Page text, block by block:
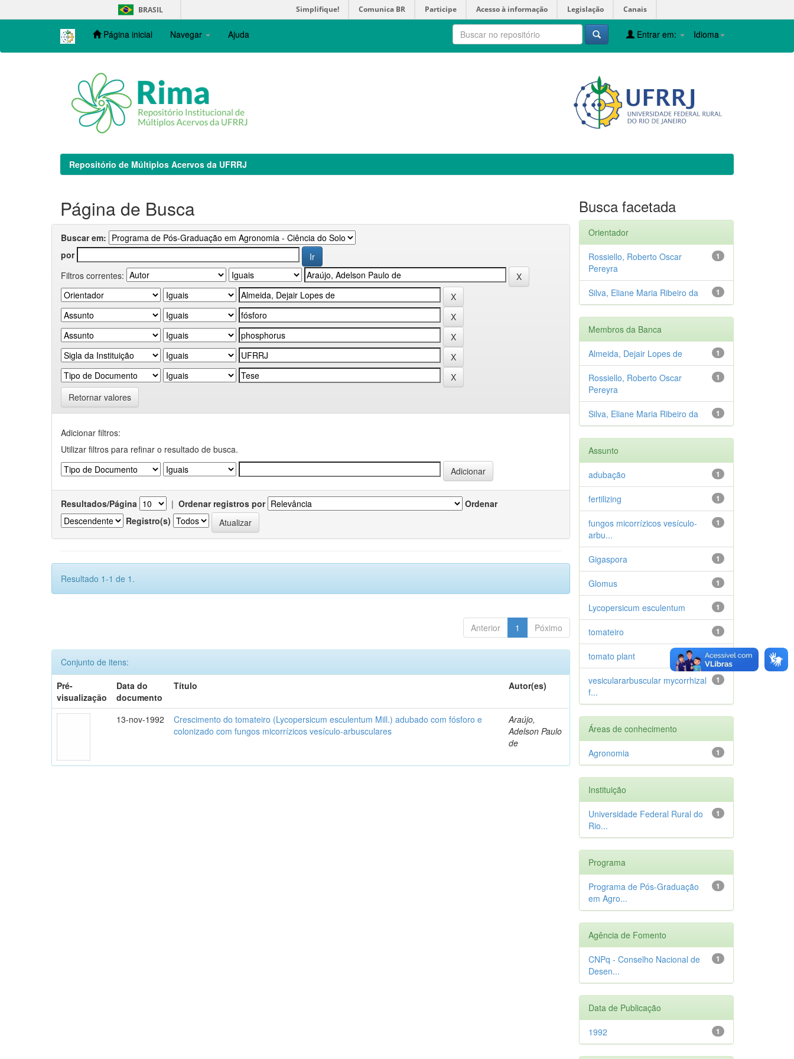
navigation
BRASIL Simplifique! Comunica BR Participe Acesso à informação Legislação Canais
Página inicial Navegar Ajuda Idioma
Entrar em:
Repositório de Múltiplos Acervos da UFRRJ
Página de Busca
Buscar em:
por
Filtros correntes:
Retornar valores
Adicionar filtros:
Utilizar filtros para refinar o resultado de busca.
Resultados/Página | Ordenar registros por
Ordenar
Registro(s)
Resultado 1-1 de 1.
Anterior 1 Póximo
Conjunto de itens:
Pré-
visualização
Data do
documento
Título Autor(es)
13-nov-1992
Crescimento do tomateiro (Lycopersicum esculentum Mill.) adubado com fósforo e
colonizado com fungos micorrízicos vesículo-arbusculares
Araújo,
Adelson Paulo
de
Busca facetada
Orientador
1
Rossiello, Roberto Oscar
Pereyra
1
Silva, Eliane Maria Ribeiro da
Membros da Banca
1
Almeida, Dejair Lopes de
1
Rossiello, Roberto Oscar
Pereyra
1
Silva, Eliane Maria Ribeiro da
Assunto
1
adubação
1
fertilizing
1
fungos micorrízicos vesículo-
arbu...
1
Gigaspora
1
Glomus
1
Lycopersicum esculentum
1
tomateiro
1
tomato plant
1
vesiculararbuscular mycorrhizal
f...
Áreas de conhecimento
1
Agronomia
Instituição
1
Universidade Federal Rural do
Rio...
Programa
1
Programa de Pós-Graduação
em Agro...
Agência de Fomento
1
CNPq - Conselho Nacional de
Desen...
Data de Publicação
1
1992